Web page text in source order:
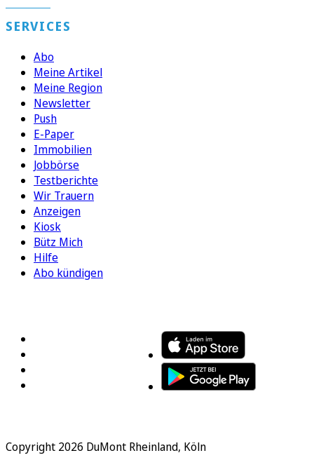
SERVICES
Abo
Meine Artikel
Meine Region
Newsletter
Push
E-Paper
Immobilien
Jobbörse
Testberichte
Wir Trauern
Anzeigen
Kiosk
Bütz Mich
Hilfe
Abo kündigen
Copyright 2026 DuMont Rheinland, Köln